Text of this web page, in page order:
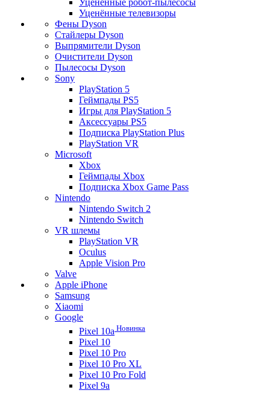
Уценённые робот-пылесосы
Уценённые телевизоры
Фены Dyson
Стайлеры Dyson
Выпрямители Dyson
Очистители Dyson
Пылесосы Dyson
Sony
PlayStation 5
Геймпады PS5
Игры для PlayStation 5
Аксессуары PS5
Подписка PlayStation Plus
PlayStation VR
Microsoft
Xbox
Геймпады Xbox
Подписка Xbox Game Pass
Nintendo
Nintendo Switch 2
Nintendo Switch
VR шлемы
PlayStation VR
Oculus
Apple Vision Pro
Valve
Apple iPhone
Samsung
Xiaomi
Google
Pixel 10a Новинка
Pixel 10
Pixel 10 Pro
Pixel 10 Pro XL
Pixel 10 Pro Fold
Pixel 9a